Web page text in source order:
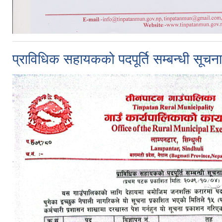
प्राविधिक सहायकको पदपूर्ति सम्बन्धी